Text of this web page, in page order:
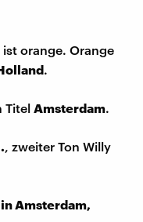
orange. Orange
.
Titel Amsterdam.
, zweiter Ton Willy
Amsterdam,